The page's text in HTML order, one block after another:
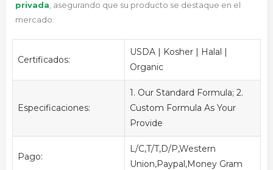
privada , asegurando que su producto se destaque en el
mercado.
Certificados:
USDA | Kosher | Halal |
Organic
Especificaciones:
1. Our Standard Formula; 2.
Custom Formula As Your
Provide
Pago:
L/C,T/T,D/P,Western
Union,Paypal,Money Gram